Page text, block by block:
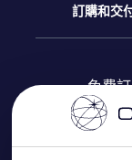
博客
評論
OSR禮物
OSR 禮物
星星注册
個性化的
訂購和交
付款資訊
免費